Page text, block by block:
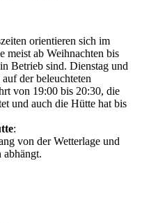
orientieren sich im
meist ab Weihnachten bis
Betrieb sind. Dienstag und
der beleuchteten
von 19:00 bis 20:30, die
und auch die Hütte hat bis
:
von der Wetterlage und